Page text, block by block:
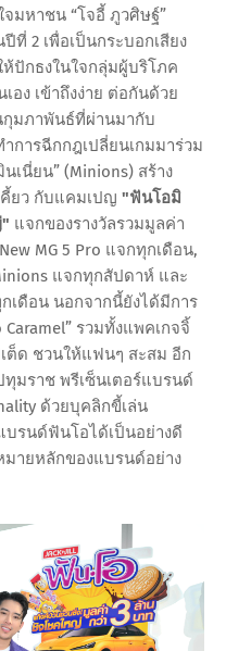
มหาชน “โจอี้ ภูวศิษฐ์”
ที่ 2 เพื่อเป็นกระบอกเสียง
ปักธงในใจกลุ่มผู้บริโภค
อง เข้าถึงง่าย ต่อกันด้วย
กุมภาพันธ์ที่ผ่านมากับ
การฉีกกฎเปลี่ยนเกมมาร่วม
เนี่ยน” (Minions) สร้าง
ยว กับแคมเปญ "ฟันโอมิ
แจกของรางวัลรวมมูลค่า
MG 5 Pro แจกทุกเดือน,
แจกทุกสัปดาห์ และ
เดือน นอกจากนี้ยังได้มีการ
รวมทั้งแพคเกจจิ้
ต็ด ชวนให้แฟนๆ สะสม อีก
มราช พรีเซ็นเตอร์แบรนด์
ด้วยบุคลิกขี้เล่น
บรนด์ฟันโอได้เป็นอย่างดี
มายหลักของแบรนด์อย่าง